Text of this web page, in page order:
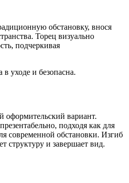
обстановку, внося
Торец визуально
подчеркивая
в уходе и безопасна.
вариант.
подходя как для
современной обстановки. Изгиб
структуру и завершает вид.